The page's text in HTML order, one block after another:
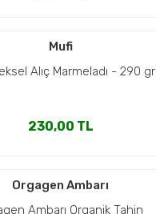
Mufi
Alıç Marmeladı - 290 gr
230,00 TL
Orgagen Ambarı
Ambarı Organik Tahin